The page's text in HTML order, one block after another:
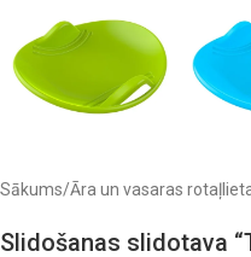
Sākums/Āra un vasaras
Slidošanas slidotava